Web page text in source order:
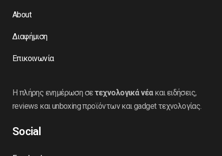
About
Διαφήμιση
Επικοινωνία
Η πλήρης ενημέρωση σετεχνολογικά νέακαι ειδήσεις,
reviews και unboxing προϊόντων και gadget τεχνολογίας.
Social